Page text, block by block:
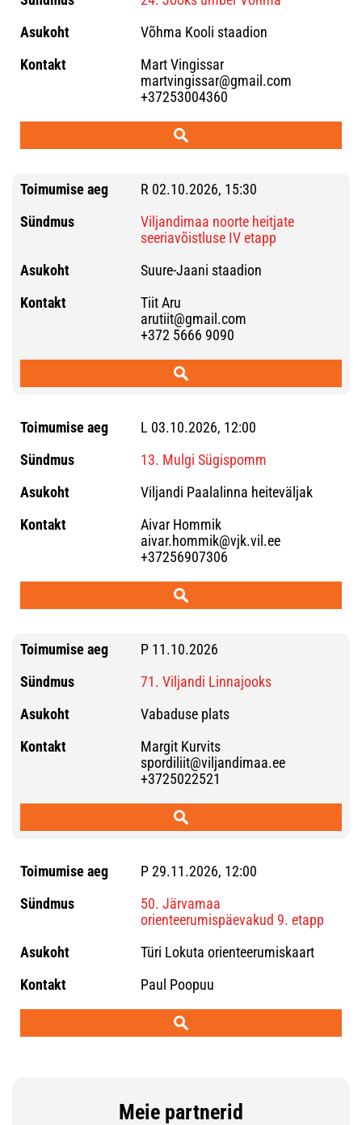
Võhma Kooli staadion
Mart Vingissar
martvingissar@gmail.com
+37253004360
R 02.10.2026, 15:30
Viljandimaa noorte heitjate
seeriavõistluse IV etapp
Suure-Jaani staadion
Tiit Aru
arutiit@gmail.com
+372 5666 9090
L 03.10.2026, 12:00
13. Mulgi Sügispomm
Viljandi Paalalinna heiteväljak
Aivar Hommik
aivar.hommik@vjk.vil.ee
+37256907306
P 11.10.2026
71. Viljandi Linnajooks
Vabaduse plats
Margit Kurvits
spordiliit@viljandimaa.ee
+3725022521
P 29.11.2026, 12:00
50. Järvamaa
orienteerumispäevakud 9. etapp
Türi Lokuta orienteerumiskaart
Paul Poopuu
Meie partnerid